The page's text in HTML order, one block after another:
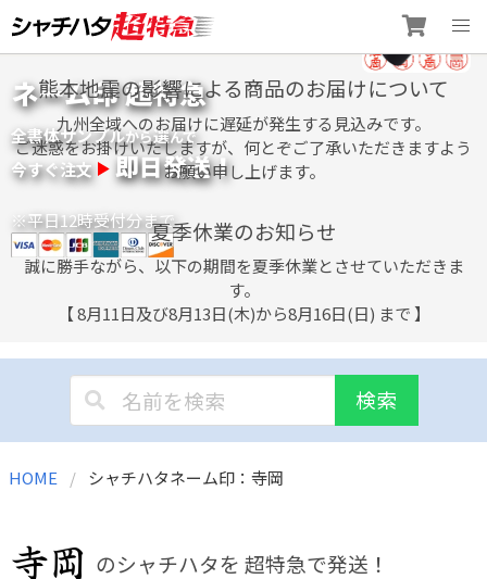
to
content
ネーム印 超特急
全書体サンプルから選んで
今すぐ注文 即日発送！
※平日12時受付分まで
熊本地震の影響による商品のお届けについて
九州全域へのお届けに遅延が発生する見込みです。
ご迷惑をお掛けいたしますが、何とぞご了承いただきますよう
お願い申し上げます。
夏季休業のお知らせ
誠に勝手ながら、以下の期間を夏季休業とさせていただきま
す。
【 8月11日及び8月13日(木)から8月16日(日) まで 】
検索
HOME シャチハタネーム印：寺岡
のシャチハタを 超特急で発送！